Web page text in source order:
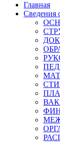
Главная
Сведения